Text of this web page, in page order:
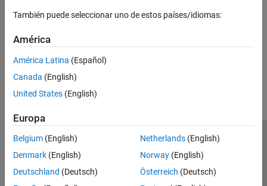
También puede seleccionar uno de estos países/idiomas:
América
América Latina (Español)
Canada (English)
United States (English)
Europa
Belgium (English)
Denmark (English)
Deutschland (Deutsch)
Netherlands(English)
Norway(English)
Österreich (Deutsch)
Centro de confianza
Marcas comerciales
Política de privacidad
Antipiratería
Estado de las aplicaciones
Información de contacto